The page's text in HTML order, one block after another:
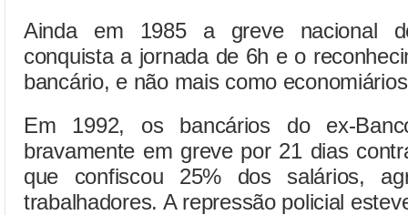
Ainda em 1985 a greve nacional
conquista a jornada de 6h e o
bancário, e não mais como
Em 1992, os bancários do ex-
bravamente em greve por 21 dias
que confiscou 25% dos salários,
trabalhadores. A repressão policial